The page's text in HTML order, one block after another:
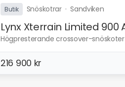
Butik Snöskotrar·Sandviken
Lynx Xterrain Limited 900
Högpresterande crossover-
216 900 kr